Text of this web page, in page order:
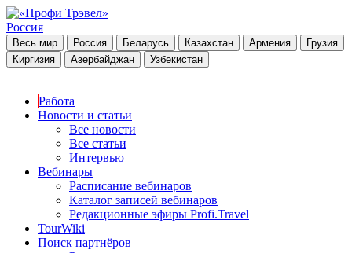
Россия
Весь мир Россия Беларусь Казахстан Армения
Грузия
Киргизия
Азербайджан Узбекистан
Работа
Новости и статьи
Все новости
Все статьи
Интервью
Вебинары
Расписание вебинаров
Каталог записей вебинаров
Редакционные эфиры Profi.Travel
TourWiki
Поиск партнёров